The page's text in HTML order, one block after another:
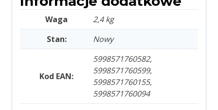
Waga
2,4 kg
Stan:
Nowy
Kod EAN:
5998571760582,
5998571760599,
5998571760155,
5998571760094